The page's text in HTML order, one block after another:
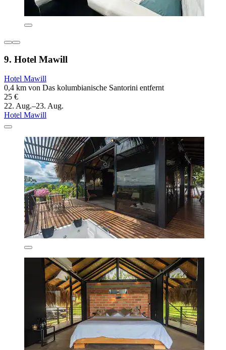
9. Hotel Mawill
Hotel Mawill
0,4 km von Das kolumbianische Santorini entfernt
25 €
22. Aug.–23. Aug.
Hotel Mawill